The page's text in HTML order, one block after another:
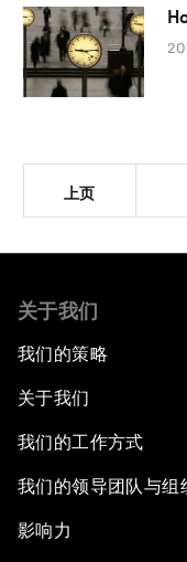
上页
关于我们
我们的策略
关于我们
我们的工作方式
我们的领导团队与组
影响力